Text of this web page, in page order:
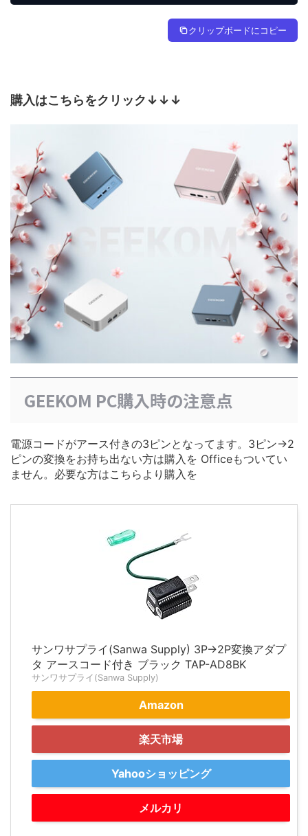
クリップボードにコピー
購入はこちらをクリック↓↓↓
GEEKOM PC購入時の注意点
電源コードがアース付きの3ピンとなってます。3ピン→2
ピンの変換をお持ち出ない方は購入を Officeもついてい
ません。必要な方はこちらより購入を
サンワサプライ(Sanwa Supply) 3P→2P変換アダプ
タ アースコード付き ブラック TAP-AD8BK
サンワサプライ(Sanwa Supply)
Amazon
楽天市場
Yahooショッピング
メルカリ